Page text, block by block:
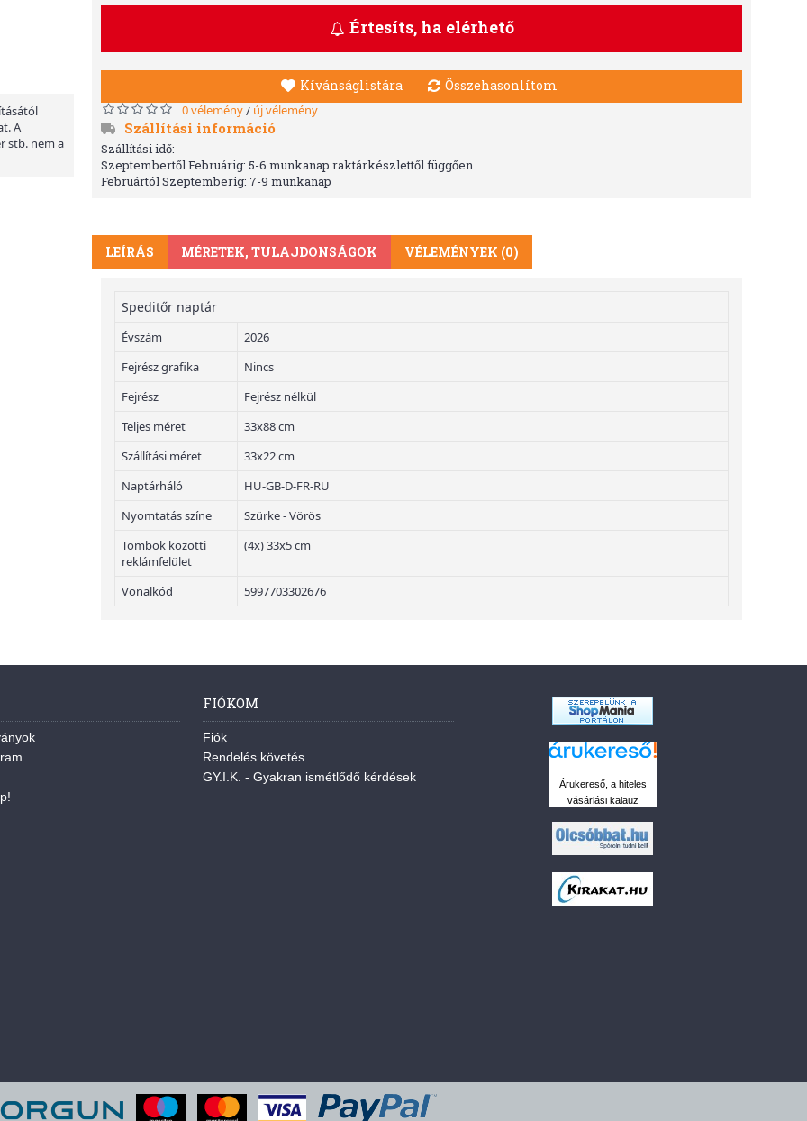
A
stb. nem a
Értesíts, ha elérhető
Kívánságlistára Összehasonlítom
0 vélemény/ új vélemény
Szállítási információ
Szállítási idő:
Szeptembertől Februárig: 5-6 munkanap raktárkészlettől függően.
Februártól Szeptemberig: 7-9 munkanap
LEÍRÁS MÉRETEK, TULAJDONSÁGOK VÉLEMÉNYEK (0)
Speditőr naptár
Évszám
2026
Fejrész grafika
Nincs
Fejrész
Fejrész nélkül
Teljes méret
33x88 cm
Szállítási méret
33x22 cm
Naptárháló
HU-GB-D-FR-RU
Nyomtatás színe
Szürke - Vörös
Tömbök közötti
reklámfelület
(4x) 33x5 cm
Vonalkód 5997703302676
FIÓKOM
Fiók
Rendelés követés
GY.I.K. - Gyakran ismétlődő kérdések
Árukereső, a hiteles
vásárlási kalauz